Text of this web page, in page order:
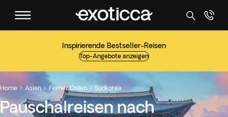
Inspirierende Bestseller-Reisen
Top-Angebote anzeigen
Home  Asien  Ferner Osten  Südkorea
Pauschalreisen nach